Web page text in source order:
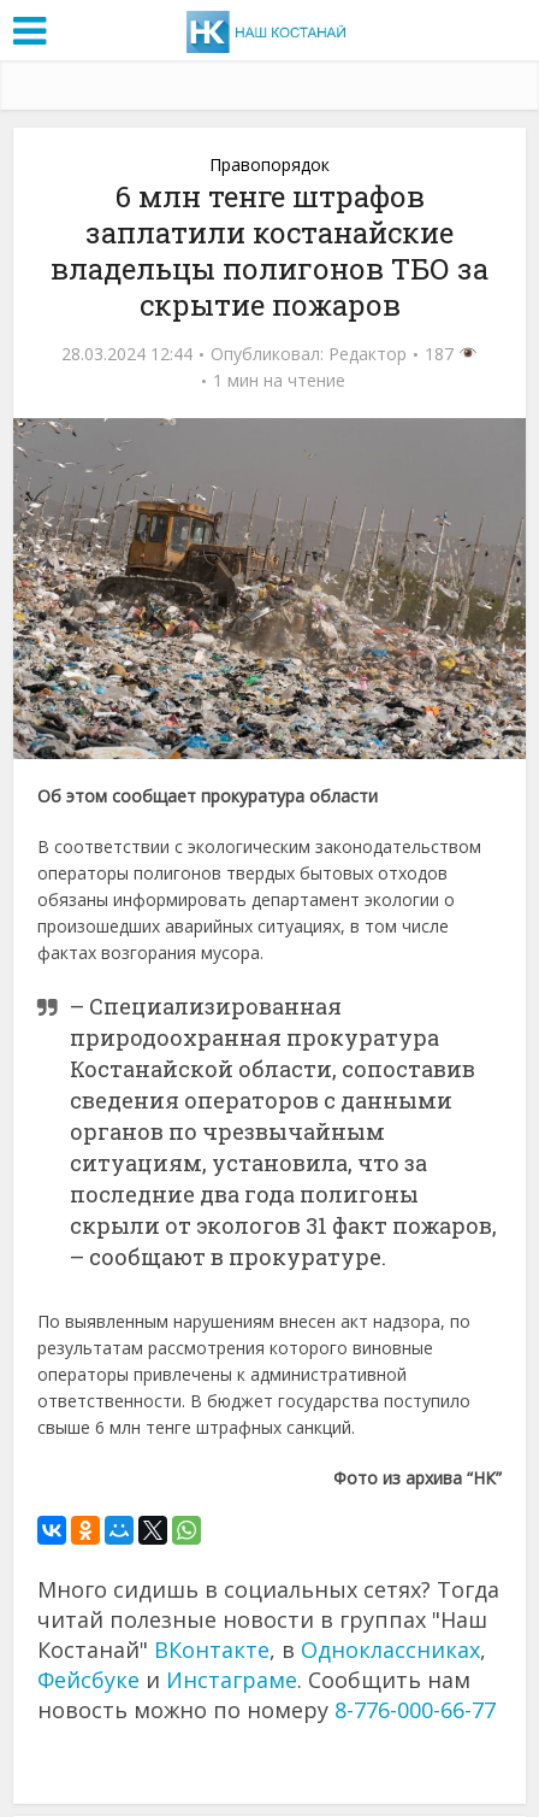
Правопорядок
6 млн тенге штрафов
заплатили костанайские
владельцы полигонов ТБО за
скрытие пожаров
28.03.2024 12:44 Опубликовал: Редактор
187
1 мин на чтение
Об этом сообщает прокуратура области
В соответствии с экологическим законодательством
операторы полигонов твердых бытовых отходов
обязаны информировать департамент экологии о
произошедших аварийных ситуациях, в том числе
фактах возгорания мусора.
– Специализированная
природоохранная прокуратура
Костанайской области, сопоставив
сведения операторов с данными
органов по чрезвычайным
ситуациям, установила, что за
последние два года полигоны
скрыли от экологов 31 факт пожаров,
– сообщают в прокуратуре.
По выявленным нарушениям внесен акт надзора, по
результатам рассмотрения которого виновные
операторы привлечены к административной
ответственности. В бюджет государства поступило
свыше 6 млн тенге штрафных санкций.
Фото из архива “НК”
Много сидишь в социальных сетях? Тогда
читай полезные новости в группах "Наш
Костанай" ВКонтакте, в Одноклассниках,
Фейсбуке и Инстаграме. Сообщить нам
новость можно по номеру 8-776-000-66-77